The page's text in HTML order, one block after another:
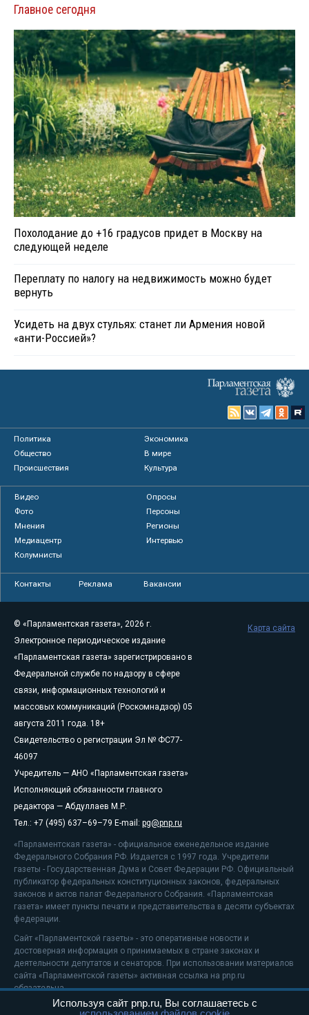
Главное сегодня
Похолодание до +16 градусов придет в Москву на
следующей неделе
Переплату по налогу на недвижимость можно будет
вернуть
Усидеть на двух стульях: станет ли Армения новой
«анти-Россией»?
Политика
Экономика
Общество
В мире
Происшествия
Культура
Видео
Опросы
Фото
Персоны
Мнения
Регионы
Медиацентр
Интервью
Колумнисты
Контакты Реклама Вакансии
© «Парламентская газета», 2026 г.
Электронное периодическое издание
«Парламентская газета» зарегистрировано в
Федеральной службе по надзору в сфере
связи, информационных технологий и
массовых коммуникаций (Роскомнадзор) 05
августа 2011 года. 18+
Свидетельство о регистрации Эл № ФС77-
46097
Учредитель — АНО «Парламентская газета»
Исполняющий обязанности главного
редактора — Абдуллаев М.Р.
Тел.: +7 (495) 637–69–79 E-mail: pg@pnp.ru
«Парламентская газета» - официальное еженедельное издание
Федерального Собрания РФ. Издается с 1997 года. Учредители
газеты - Государственная Дума и Совет Федерации РФ. Официальный
публикатор федеральных конституционных законов, федеральных
законов и актов палат Федерального Собрания. «Парламентская
газета» имеет пункты печати и представительства в десяти субъектах
федерации.
Сайт «Парламентской газеты» - это оперативные новости и
достоверная информация о принимаемых в стране законах и
деятельности депутатов и сенаторов. При использовании материалов
сайта «Парламентской газеты» активная ссылка на pnp.ru
обязательна.
На информационном ресурсе применяютсярекомендательные
Карта сайта
Используя сайт pnp.ru, Вы соглашаетесь с